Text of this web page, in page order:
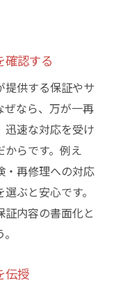
確認する
提供する保証やサ
ぜなら、万が一再
迅速な対応を受け
らです。例え
・再修理への対応
ぶと安心です。
内容の書面化と
伝授